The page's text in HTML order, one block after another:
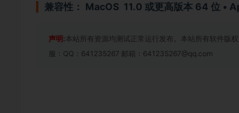
兼容性： MacOS 11.0 或更高版本 64 位 •
声明:本站所有资源均测试正常运行发布。本站所有软件版
服：QQ：641235267 邮箱：641235267@qq.com